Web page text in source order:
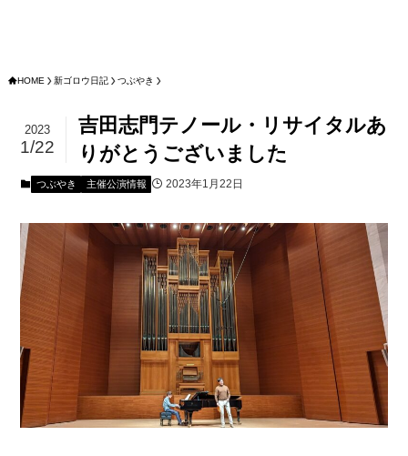
HOME 新ゴロウ日記 つぶやき
吉田志門テノール・リサイタルあ
りがとうございました
2023
1/22
つぶやき 主催公演情報 2023年1月22日